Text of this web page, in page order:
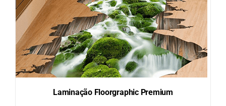
Laminação Floorgraphic Premium